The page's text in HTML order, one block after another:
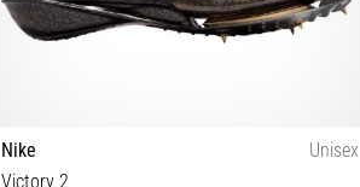
Nike
Unisex
Victory 2